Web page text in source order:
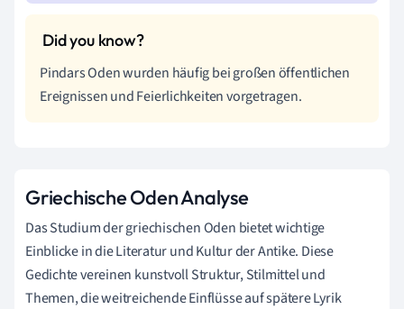
Pindars Oden wurden häufig bei großen öffentlichen
Ereignissen und Feierlichkeiten vorgetragen.
Griechische Oden Analyse
Das Studium der griechischen Oden bietet wichtige
Einblicke in die Literatur und Kultur der Antike. Diese
Gedichte vereinen kunstvoll Struktur, Stilmittel und
Themen, die weitreichende Einflüsse auf spätere Lyrik